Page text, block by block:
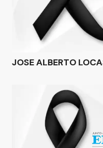
JOSE ALBERTO